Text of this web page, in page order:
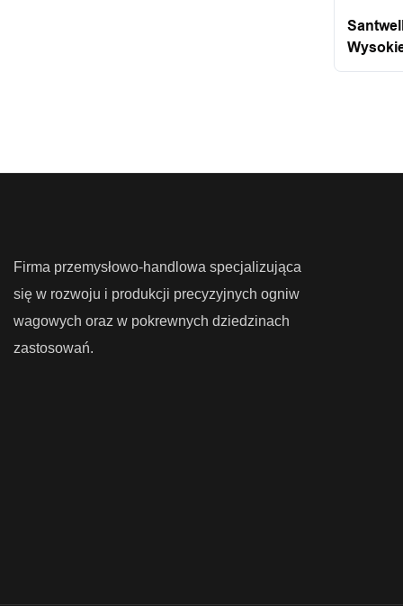
Firma przemysłowo-handlowa specjalizująca
się w rozwoju i produkcji precyzyjnych ogniw
wagowych oraz w pokrewnych dziedzinach
zastosowań.